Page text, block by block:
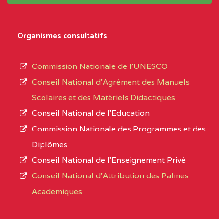
D'ENSEIGNEMENT
PROFESSIONNEL
(CEGEP) STE FOI BP
:4740 YAOUNDE
CENTRE
COLLEGE PANAFRICAIN
DE L'EXCELLENCE BP
CENTRE
COLLEGE PRIVE
type
L’offre
d’éducation
de
Organismes consultatifs
Commission Nationale de l’UNESCO
Conseil National d’Agrément des Manuels
Scolaires et des Matériels Didactiques
Conseil National de l’Education
Commission Nationale des Programmes et des
Diplômes
Conseil National de l’Enseignement Privé
Conseil National d'Attribution des Palmes
Academiques